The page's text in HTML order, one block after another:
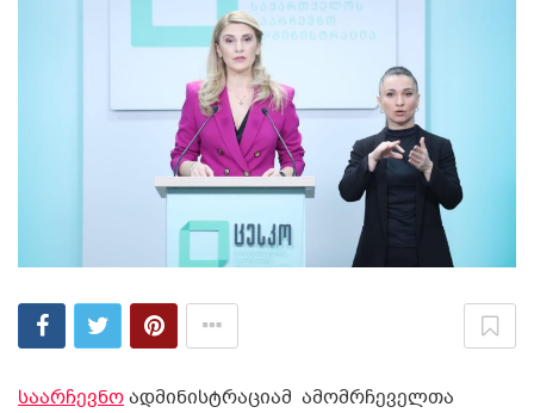
საარჩევნოადმინისტრაციამ ამომრჩეველთა